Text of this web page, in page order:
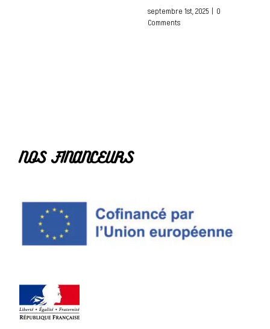
septembre 1st, 2025 | 0
Comments
NOS FINANCEURS